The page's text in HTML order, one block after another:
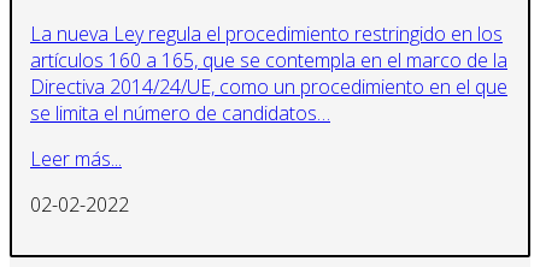
La nueva Ley regula el procedimiento restringido en los
artículos 160 a 165, que se contempla en el marco de la
Directiva 2014/24/UE, como un procedimiento en el que
se limita el número de candidatos…
Leer más...
02-02-2022